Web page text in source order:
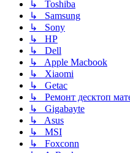
↳ Toshiba
↳ Samsung
↳ Sony
↳ HP
↳ Dell
↳ Apple Macbook
↳ Xiaomi
↳ Getac
↳ Ремонт десктоп
↳ Gigabayte
↳ Asus
↳ MSI
↳ Foxconn